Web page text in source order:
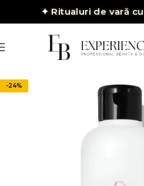
✦Ritualuri de vară cu
-24%